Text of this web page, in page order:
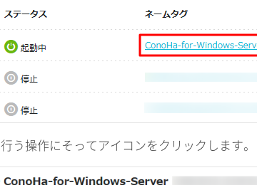
行う操作にそってアイコンをクリックします。